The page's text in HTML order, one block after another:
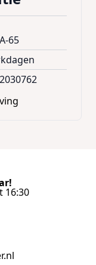
65
16:30